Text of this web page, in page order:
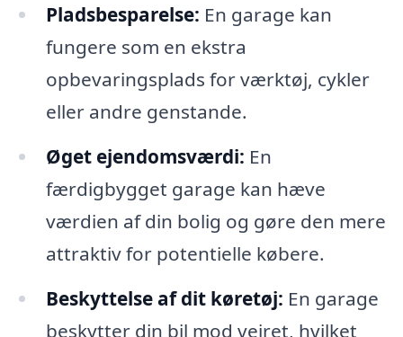
Pladsbesparelse: En garage kan
fungere som en ekstra
opbevaringsplads for værktøj, cykler
eller andre genstande.
Øget ejendomsværdi: En
færdigbygget garage kan hæve
værdien af din bolig og gøre den mere
attraktiv for potentielle købere.
Beskyttelse af dit køretøj: En garage
beskytter din bil mod vejret, hvilket